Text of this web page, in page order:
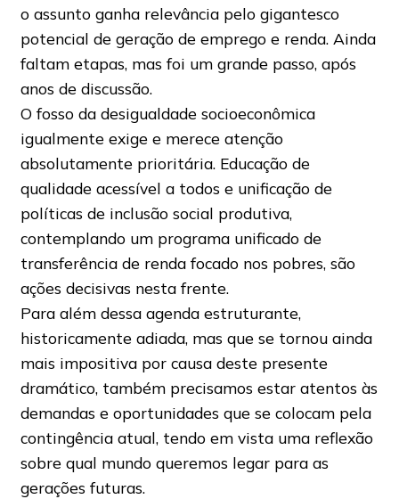
o assunto ganha relevância pelo gigantesco
potencial de geração de emprego e renda. Ainda
faltam etapas, mas foi um grande passo, após
anos de discussão.
O fosso da desigualdade socioeconômica
igualmente exige e merece atenção
absolutamente prioritária. Educação de
qualidade acessível a todos e unificação de
políticas de inclusão social produtiva,
contemplando um programa unificado de
transferência de renda focado nos pobres, são
ações decisivas nesta frente.
Para além dessa agenda estruturante,
historicamente adiada, mas que se tornou ainda
mais impositiva por causa deste presente
dramático, também precisamos estar atentos às
demandas e oportunidades que se colocam pela
contingência atual, tendo em vista uma reflexão
sobre qual mundo queremos legar para as
gerações futuras.